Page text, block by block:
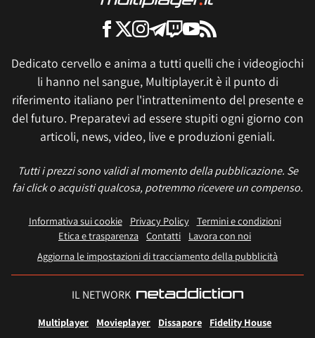
Dedicato cervello e anima a tutti quelli che i videogiochi
li hanno nel sangue, Multiplayer.it è il punto di
riferimento italiano per l'intrattenimento del presente e
del futuro. Preparatevi ad essere stupiti ogni giorno con
articoli, news, video, live e produzioni geniali.
Tutti i prezzi sono validi al momento della pubblicazione. Se
fai click o acquisti qualcosa, potremmo ricevere un compenso.
Informativa sui cookie Privacy Policy
Termini e condizioni
Etica e trasparenza Contatti
Lavora con noi
Aggiorna le impostazioni di tracciamento della pubblicità
IL NETWORK
Multiplayer Movieplayer Dissapore
Fidelity House